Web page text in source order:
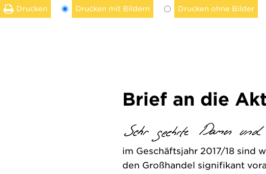
Drucken Drucken mit Bildern Drucken ohne Bilder
Brief an die
im Geschäftsjahr 2017/18 sind
den Großhandel signifikant